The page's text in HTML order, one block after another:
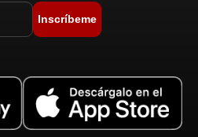
Inscríbeme